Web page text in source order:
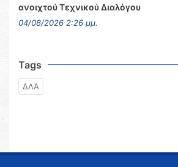
ανοιχτού Τεχνικού Διαλόγου
04/08/2026 2:26 μμ.
Tags
ΔΛΑ